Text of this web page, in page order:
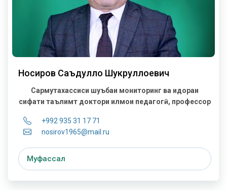
Носиров Саъдулло Шукруллоевич
Сармутахассиси шуъбаи мониторинг ва идораи
сифати таълимт доктори илмҳои педагогӣ, профессор
+992 935 31 17 71
nosirov1965@mail.ru
Муфассал